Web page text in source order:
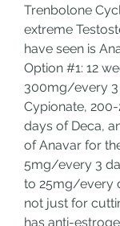
Trenbolone
extreme
have seen is
Option #1: 12
300mg/every 3
Cypionate,
days of Deca,
of Anavar for
5mg/every 3
to 25mg/every
not just for
has anti-